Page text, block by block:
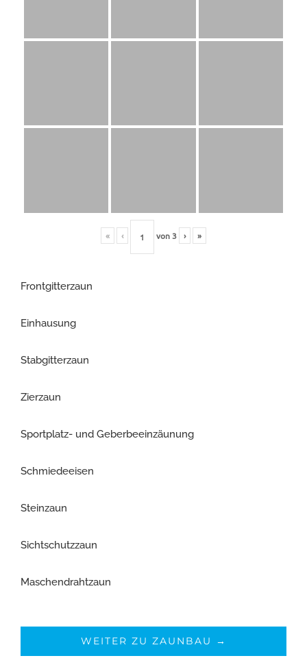
« ‹ von3 › »
Frontgitterzaun
Einhausung
Stabgitterzaun
Zierzaun
Sportplatz- und Geberbeeinzäunung
Schmiedeeisen
Steinzaun
Sichtschutzzaun
Maschendrahtzaun
WEITER ZU ZAUNBAU →